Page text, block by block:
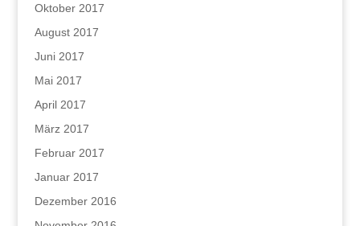
Oktober 2017
August 2017
Juni 2017
Mai 2017
April 2017
März 2017
Februar 2017
Januar 2017
Dezember 2016